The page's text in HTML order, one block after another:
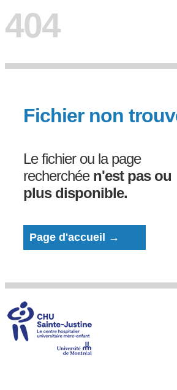
404
Fichier non
Le fichier ou la page
recherchée n'est pas ou
plus disponible.
Page d'accueil →